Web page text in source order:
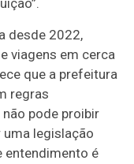
desde 2022,
viagens em cerca
que a prefeitura
regras
pode proibir
legislação
entendimento é